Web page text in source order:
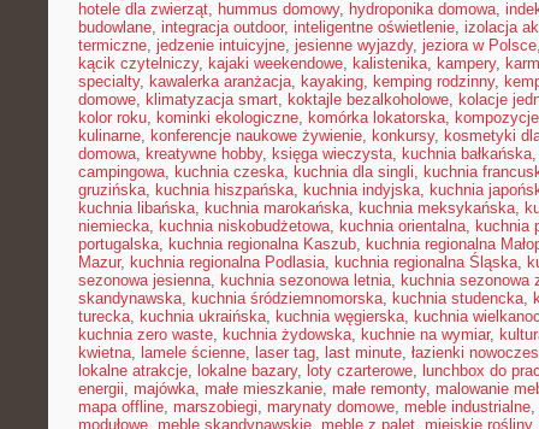
hotele dla zwierząt, hummus domowy, hydroponika domowa,
budowlane, integracja outdoor, inteligentne oświetlenie, izolacja
termiczne, jedzenie intuicyjne, jesienne wyjazdy, jeziora w Polsce
kącik czytelniczy, kajaki weekendowe, kalistenika, kampery,
specialty, kawalerka aranżacja, kayaking, kemping rodzinny,
domowe, klimatyzacja smart, koktajle bezalkoholowe, kolacje
kolor roku, kominki ekologiczne, komórka lokatorska,
kulinarne, konferencje naukowe żywienie, konkursy, kosmetyki
domowa, kreatywne hobby, księga wieczysta, kuchnia bałkańska
campingowa, kuchnia czeska, kuchnia dla singli, kuchnia
gruzińska, kuchnia hiszpańska, kuchnia indyjska, kuchnia
kuchnia libańska, kuchnia marokańska, kuchnia meksykańska,
niemiecka, kuchnia niskobudżetowa, kuchnia orientalna, kuchnia
portugalska, kuchnia regionalna Kaszub, kuchnia regionalna
Mazur, kuchnia regionalna Podlasia, kuchnia regionalna Śląska,
sezonowa jesienna, kuchnia sezonowa letnia, kuchnia sezonowa
skandynawska, kuchnia śródziemnomorska, kuchnia studencka,
turecka, kuchnia ukraińska, kuchnia węgierska, kuchnia
kuchnia zero waste, kuchnia żydowska, kuchnie na wymiar,
kwietna, lamele ścienne, laser tag, last minute, łazienki
lokalne atrakcje, lokalne bazary, loty czarterowe, lunchbox do
energii, majówka, małe mieszkanie, małe remonty, malowanie
mapa offline, marszobiegi, marynaty domowe, meble industrialne,
modułowe, meble skandynawskie, meble z palet, miejskie rośliny